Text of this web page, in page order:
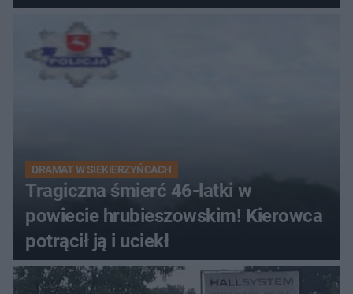
zabytki, bywał tu nawet król
DRAMAT W SIEKIERZYŃCACH
Tragiczna śmierć 46-latki w
powiecie hrubieszowskim! Kierowca
potrącił ją i uciekł